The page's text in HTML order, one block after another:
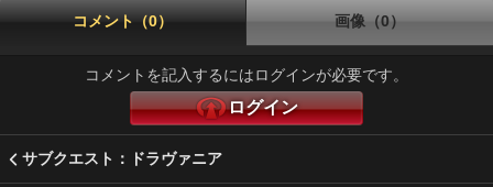
コメント（0） 画像（0）
コメントを記入するにはログインが必要です。
ログイン
サブクエスト：ドラヴァニア